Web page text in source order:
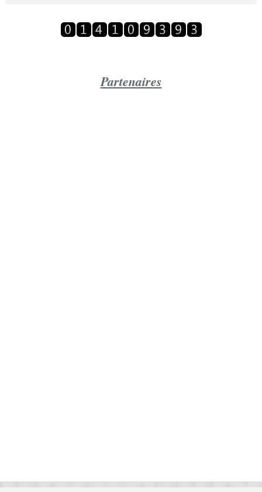
Partenaires